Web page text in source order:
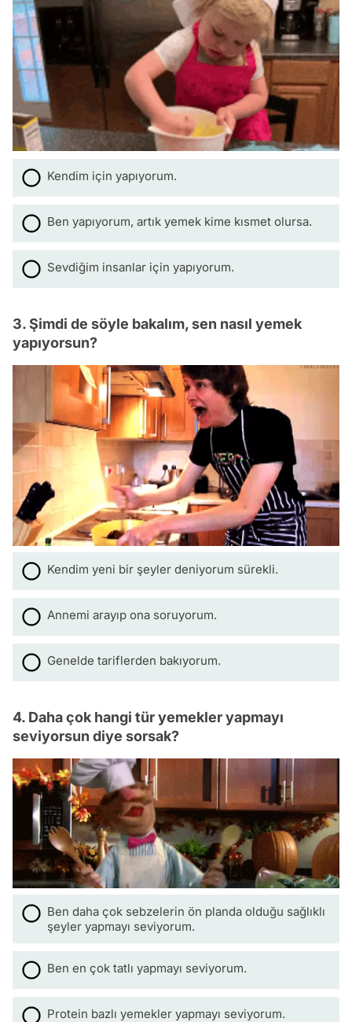
Kendim için yapıyorum.
Ben yapıyorum, artık yemek kime kısmet olursa.
Sevdiğim insanlar için yapıyorum.
3. Şimdi de söyle bakalım, sen nasıl yemek
yapıyorsun?
Kendim yeni bir şeyler deniyorum sürekli.
Annemi arayıp ona soruyorum.
Genelde tariflerden bakıyorum.
4. Daha çok hangi tür yemekler yapmayı
seviyorsun diye sorsak?
Ben daha çok sebzelerin ön planda olduğu sağlıklı
şeyler yapmayı seviyorum.
Ben en çok tatlı yapmayı seviyorum.
Protein bazlı yemekler yapmayı seviyorum.